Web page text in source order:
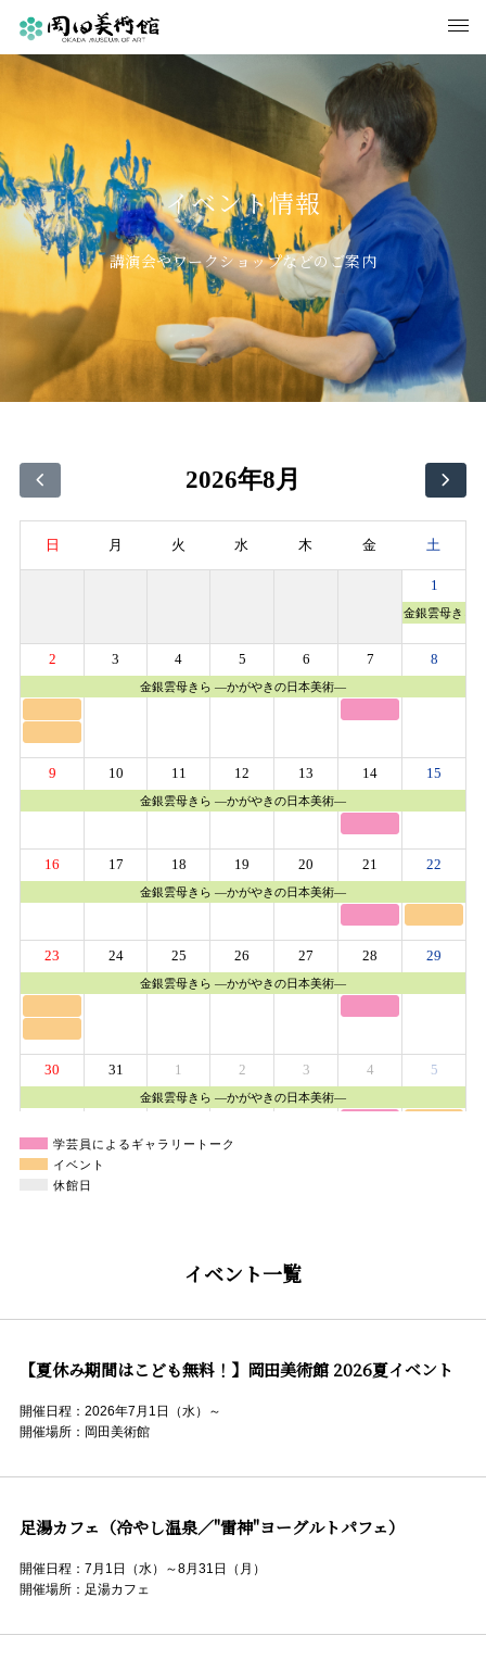
イベント情報
講演会やワークショップなどのご案内
学芸員によるギャラリートーク
イベント
休館日
イベント一覧
【夏休み期間はこども無料！】岡田美術館 2026夏イベント
開催日程：2026年7月1日（水）～
開催場所：岡田美術館
足湯カフェ（冷やし温泉／"雷神"ヨーグルトパフェ）
開催日程：7月1日（水）～8月31日（月）
開催場所：足湯カフェ